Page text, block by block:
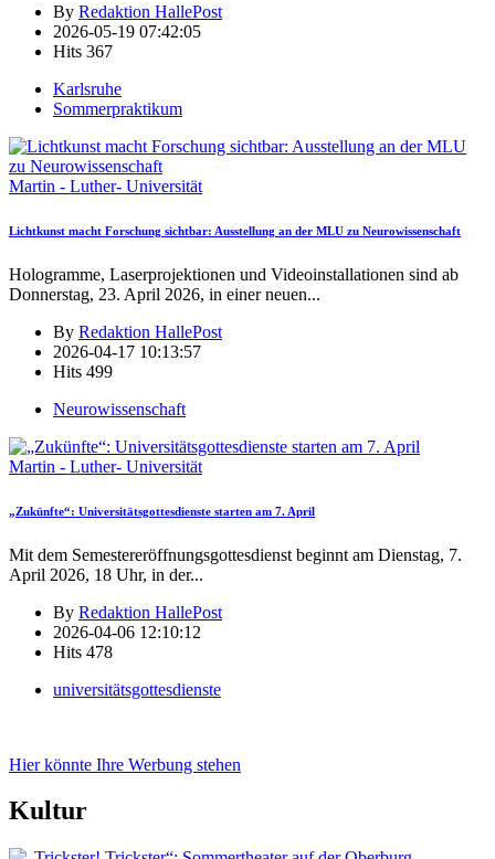
By Redaktion HallePost
2026-05-19 07:42:05
Hits 367
Karlsruhe
Sommerpraktikum
Martin - Luther- Universität
Lichtkunst macht Forschung sichtbar: Ausstellung an der MLU zu Neurowissenschaft
Hologramme, Laserprojektionen und Videoinstallationen sind ab
Donnerstag, 23. April 2026, in einer neuen...
By Redaktion HallePost
2026-04-17 10:13:57
Hits 499
Neurowissenschaft
Martin - Luther- Universität
„Zukünfte“: Universitätsgottesdienste starten am 7. April
Mit dem Semestereröffnungsgottesdienst beginnt am Dienstag, 7.
April 2026, 18 Uhr, in der...
By Redaktion HallePost
2026-04-06 12:10:12
Hits 478
universitätsgottesdienste
Hier könnte Ihre Werbung stehen
Kultur